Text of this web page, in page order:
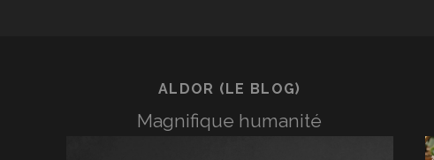
ALDOR (LE BLOG)
Magnifique humanité